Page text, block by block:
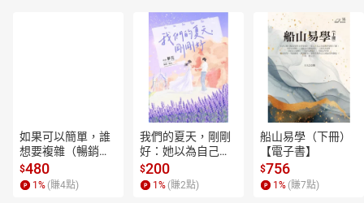
如果可以簡單，誰
想要複雜（暢銷經
典新編版）【電子
書】
$480
1 % (賺4點)
我們的夏天，剛剛
好：她以為自己只
是逃離一段失敗的
愛，卻在薰衣草盛
開的山裡，重新學
$200
1 % (賺2點)
船山易學（下冊）
【電子書】
$756
1 % (賺7點)